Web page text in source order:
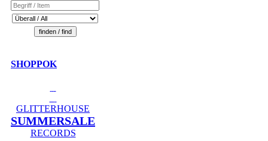
SHOPPOK
GLITTERHOUSE
SUMMERSALE
RECORDS